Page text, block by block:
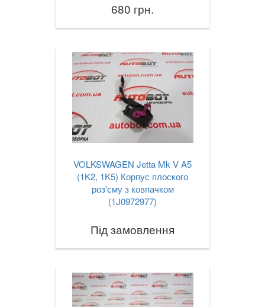
680 грн.
VOLKSWAGEN Jetta Mk V A5
(1K2, 1K5) Корпус плоского
роз'єму з ковпачком
(1J0972977)
Під замовлення